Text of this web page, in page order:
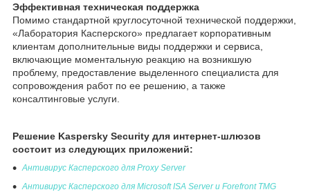
Эффективная техническая поддержка
Помимо стандартной круглосуточной технической поддержки,
«Лаборатория Касперского» предлагает корпоративным
клиентам дополнительные виды поддержки и сервиса,
включающие моментальную реакцию на возникшую
проблему, предоставление выделенного специалиста для
сопровождения работ по ее решению, а также
консалтинговые услуги.
Решение Kaspersky Security для интернет-шлюзов
состоит из следующих приложений:
Антивирус Касперского для Proxy Server
Антивирус Касперского для Microsoft ISA Server и Forefront TMG